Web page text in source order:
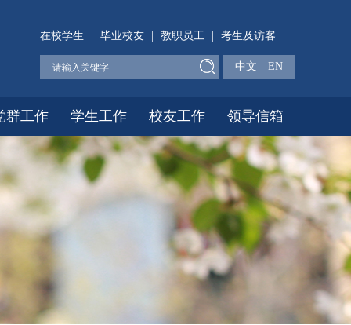
在校学生 毕业校友 教职员工 考生及访客
中文 EN
群工作 学生工作 校友工作 领导信箱